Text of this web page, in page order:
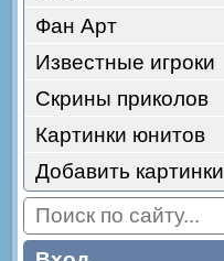
Фан Арт
Известные игроки
Скрины приколов
Картинки юнитов
Добавить картинки